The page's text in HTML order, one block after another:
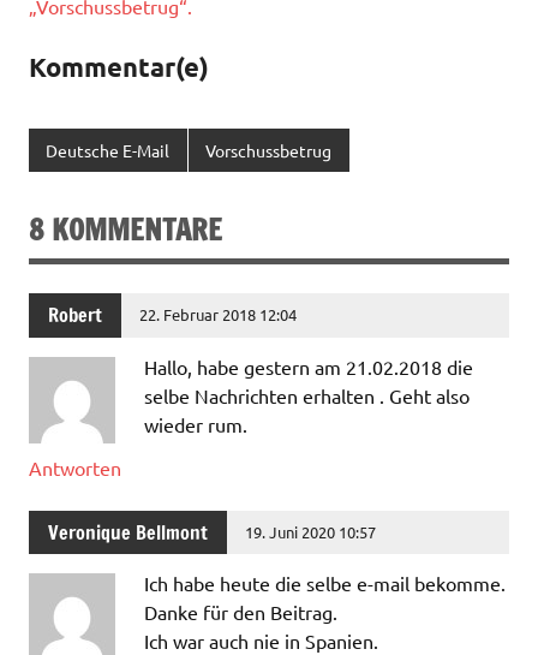
„Vorschussbetrug“.
Kommentar(e)
Deutsche E-Mail Vorschussbetrug
8 KOMMENTARE
Robert 22. Februar 2018 12:04
Hallo, habe gestern am 21.02.2018 die
selbe Nachrichten erhalten . Geht also
wieder rum.
Antworten
Veronique Bellmont 19. Juni 2020 10:57
Ich habe heute die selbe e-mail bekomme.
Danke für den Beitrag.
Ich war auch nie in Spanien.